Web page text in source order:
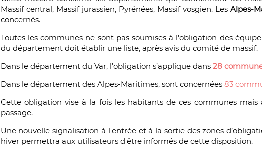
Massif central, Massif jurassien, Pyrénées, Massif vosgien. LesAlpes-
concernés.
Toutes les communes ne sont pas soumises à l'obligation des
du département doit établir une liste, après avis du comité de massif.
Dans le département du Var, l’obligation s’applique dans 28
Dans le département des Alpes-Maritimes, sont concernées 83
Cette obligation vise à la fois les habitants de ces communes mais
passage.
Une nouvelle signalisation à l'entrée et à la sortie des zones
hiver permettra aux utilisateurs d'être informés de cette disposition.